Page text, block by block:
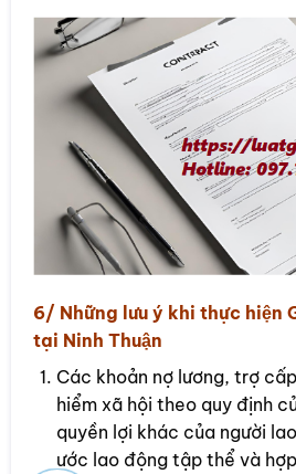
6/ Những lưu ý khi thực hiện
tại Ninh Thuận
Các khoản nợ lương, trợ
hiểm xã hội theo quy định
quyền lợi khác của người
ước lao động tập thể và